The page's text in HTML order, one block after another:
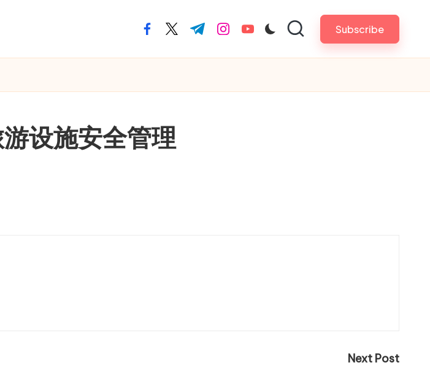
facebook.com
twitter.com
t.me instagram.com
youtube.com Subscribe
设施安全管理
Next Post